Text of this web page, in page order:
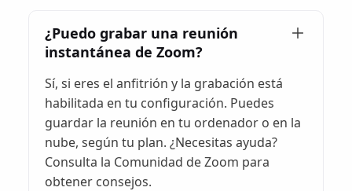
¿Puedo grabar una reunión
instantánea de Zoom?
Sí, si eres el anfitrión y la grabación está
habilitada en tu configuración. Puedes
guardar la reunión en tu ordenador o en la
nube, según tu plan. ¿Necesitas ayuda?
Consulta la Comunidad de Zoom para
obtener consejos.